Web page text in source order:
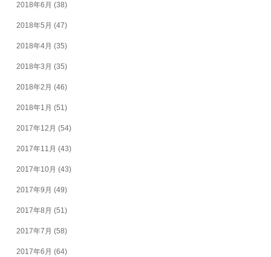
2018年6月 (38)
2018年5月 (47)
2018年4月 (35)
2018年3月 (35)
2018年2月 (46)
2018年1月 (51)
2017年12月 (54)
2017年11月 (43)
2017年10月 (43)
2017年9月 (49)
2017年8月 (51)
2017年7月 (58)
2017年6月 (64)